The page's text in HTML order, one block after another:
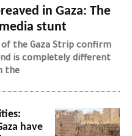
in Gaza: The
stunt
the Gaza Strip confirm
is completely different
have